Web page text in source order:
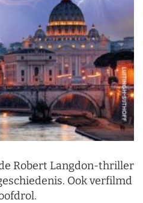
Robert Langdon-thriller
Ook verfilmd